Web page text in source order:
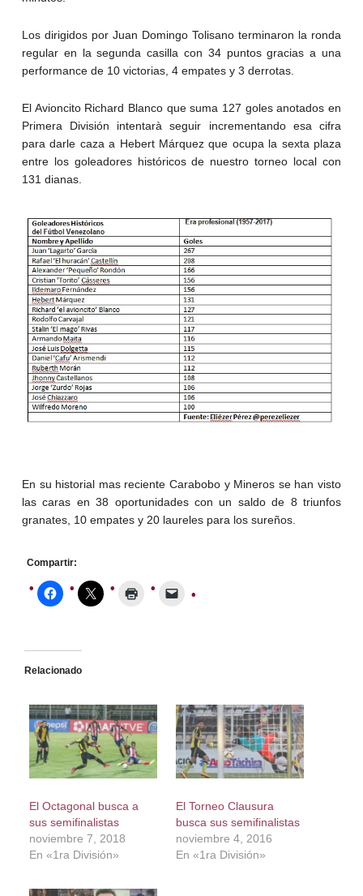
Los dirigidos por Juan Domingo Tolisano terminaron la ronda
regular en la segunda casilla con 34 puntos gracias a una
performance de 10 victorias, 4 empates y 3 derrotas.
El Avioncito Richard Blanco que suma 127 goles anotados en
Primera División intentarà seguir incrementando esa cifra
para darle caza a Hebert Márquez que ocupa la sexta plaza
entre los goleadores históricos de nuestro torneo local con
131 dianas.
En su historial mas reciente Carabobo y Mineros se han visto
las caras en 38 oportunidades con un saldo de 8 triunfos
granates, 10 empates y 20 laureles para los sureños.
Compartir:
Relacionado
El Octagonal busca a
sus semifinalistas
noviembre 7, 2018
En «1ra División»
El Torneo Clausura
busca sus semifinalistas
noviembre 4, 2016
En «1ra División»